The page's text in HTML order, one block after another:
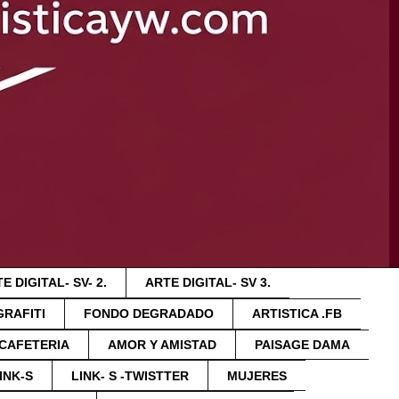
DIGITAL- SV- 2. ARTE DIGITAL- SV 3.
FONDO DEGRADADO ARTISTICA .FB
AMOR Y AMISTAD PAISAGE DAMA
S LINK- S -TWISTTER MUJERES